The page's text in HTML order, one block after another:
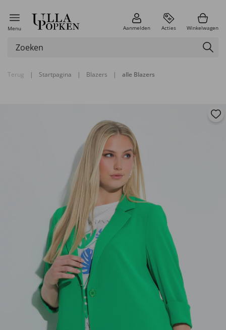
Menu Aanmelden Acties Winkelwagen
Terug | Startpagina | Blazers | alle Blazers